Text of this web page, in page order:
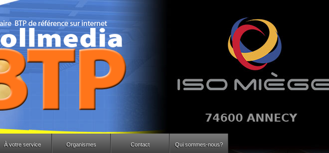
À votre service Organismes Contact Qui sommes-nous?